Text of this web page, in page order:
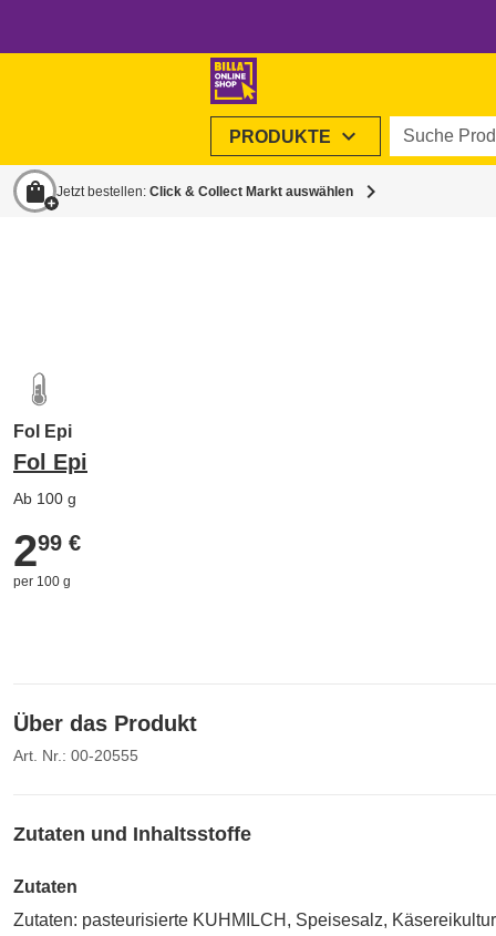
PRODUKTE expand_more Suche
shopping_bag Jetzt bestellen: Click & Collect Markt auswählen chevron_right
Fol Epi
Fol Epi
Ab 100 g
2,99 €
299 €
per 100 g
Über das Produkt
Art. Nr.: 00-20555
Zutaten und Inhaltsstoffe
Zutaten
Zutaten: pasteurisierte KUHMILCH, Speisesalz,